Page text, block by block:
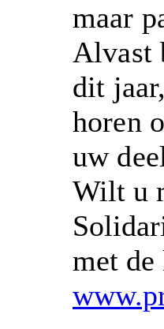
maar
Alvast
dit
horen
uw
Wilt u
met